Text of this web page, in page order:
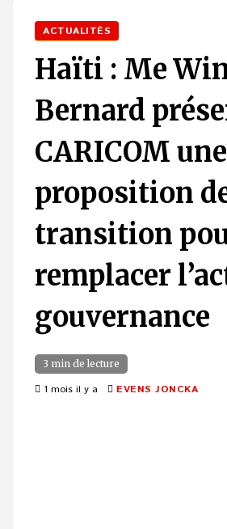
ACTUALITÉS
Haïti : Me
Bernard
CARICOM une
proposition
transition
remplacer
gouvernance
3 min de lecture
1 mois il y a EVENS JONCKA